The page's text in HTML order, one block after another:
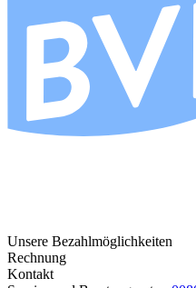
Unsere Bezahlmöglichkeiten
Rechnung
Kontakt